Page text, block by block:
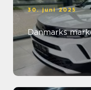
30. juni 2025
Danmarks